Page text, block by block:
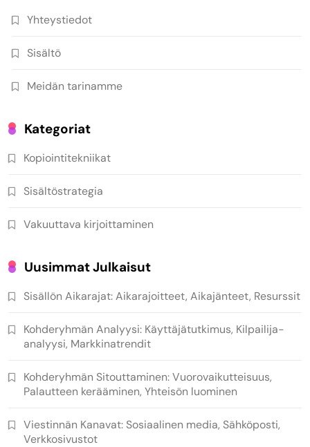
Yhteystiedot
Sisältö
Meidän tarinamme
Kategoriat
Kopiointitekniikat
Sisältöstrategia
Vakuuttava kirjoittaminen
Uusimmat Julkaisut
Sisällön Aikarajat: Aikarajoitteet, Aikajänteet, Resurssit
Kohderyhmän Analyysi: Käyttäjätutkimus, Kilpailija-
analyysi, Markkinatrendit
Kohderyhmän Sitouttaminen: Vuorovaikutteisuus,
Palautteen kerääminen, Yhteisön luominen
Viestinnän Kanavat: Sosiaalinen media, Sähköposti,
Verkkosivustot